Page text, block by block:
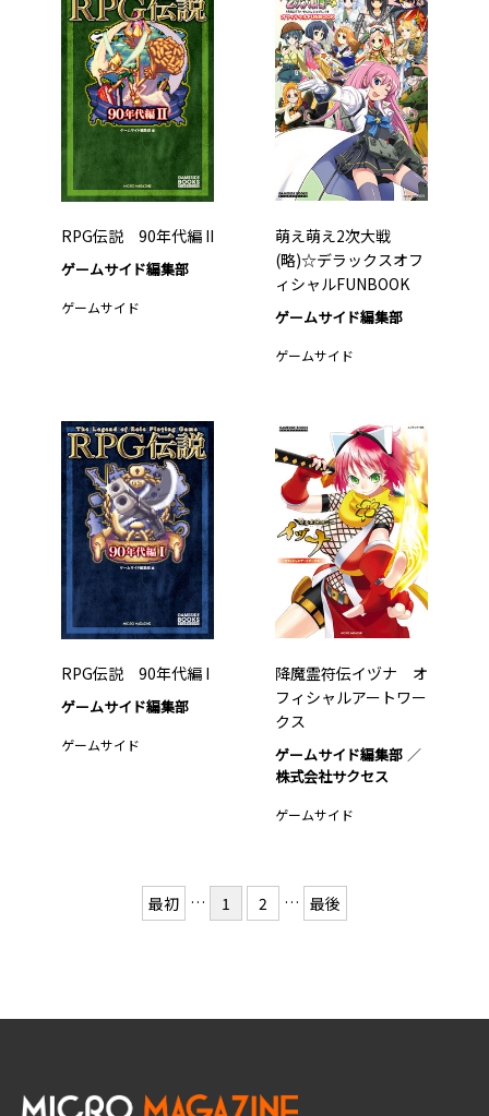
RPG伝説 90年代編 II
ゲームサイド編集部
ゲームサイド
萌え萌え2次大戦
(略)☆デラックスオフ
ィシャルFUNBOOK
ゲームサイド編集部
ゲームサイド
RPG伝説 90年代編 I
ゲームサイド編集部
ゲームサイド
降魔霊符伝イヅナ オ
フィシャルアートワー
クス
ゲームサイド編集部
株式会社サクセス
ゲームサイド
最初 … 1 2 … 最後